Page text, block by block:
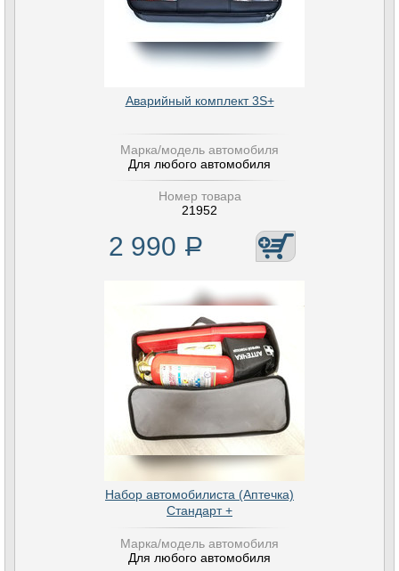
Аварийный комплект 3S+
Марка/модель автомобиля
Для любого автомобиля
Номер товара
21952
2 990 Р
Набор автомобилиста (Аптечка)
Стандарт +
Марка/модель автомобиля
Для любого автомобиля